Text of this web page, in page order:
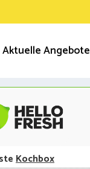
Aktuelle Angebote
Kochbox